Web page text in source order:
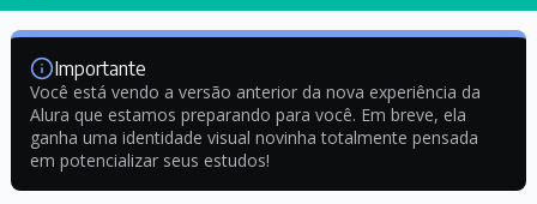
Importante
Você está vendo a versão anterior da nova experiência da
Alura que estamos preparando para você. Em breve, ela
ganha uma identidade visual novinha totalmente pensada
em potencializar seus estudos!